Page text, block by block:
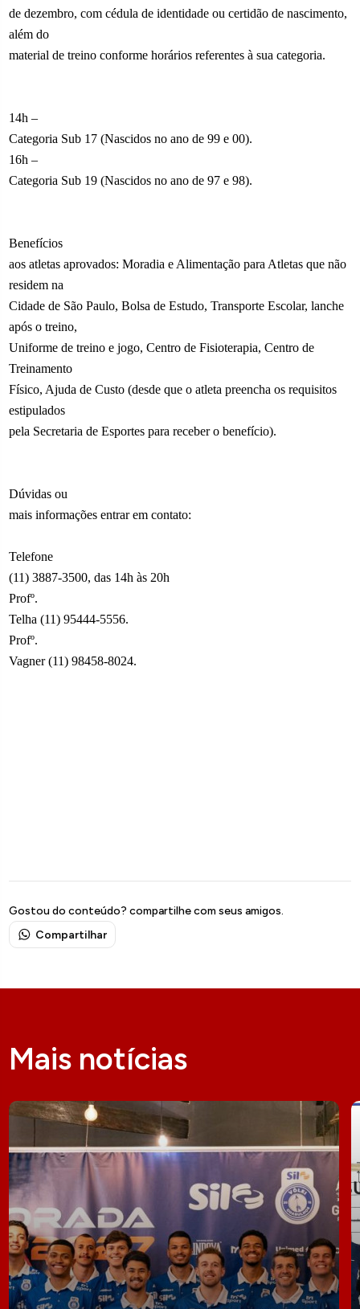
de dezembro, com cédula de identidade ou certidão de nascimento,
além do
material de treino conforme horários referentes à sua categoria.
14h –
Categoria Sub 17 (Nascidos no ano de 99 e 00).
16h –
Categoria Sub 19 (Nascidos no ano de 97 e 98).
Benefícios
aos atletas aprovados: Moradia e Alimentação para Atletas que não
residem na
Cidade de São Paulo, Bolsa de Estudo, Transporte Escolar, lanche
após o treino,
Uniforme de treino e jogo, Centro de Fisioterapia, Centro de
Treinamento
Físico, Ajuda de Custo (desde que o atleta preencha os requisitos
estipulados
pela Secretaria de Esportes para receber o benefício).
Dúvidas ou
mais informações entrar em contato:
Telefone
(11) 3887-3500, das 14h às 20h
Profº.
Telha (11) 95444-5556.
Profº.
Vagner (11) 98458-8024.
Gostou do conteúdo? compartilhe com seus amigos.
Compartilhar
Mais notícias